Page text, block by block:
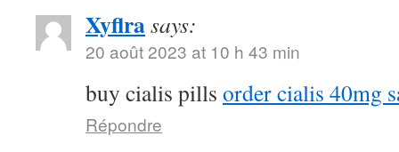
Xyflrasays:
20 août 2023 at 10 h 43 min
buy cialis pills order cialis 40mg
Répondre